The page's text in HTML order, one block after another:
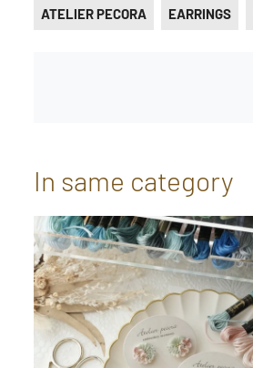
ATELIER PECORA EARRINGS
In same category